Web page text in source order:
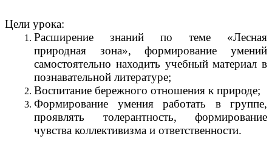
Цели урока:
Расширение знаний по теме «Лесная
природная зона», формирование умений
самостоятельно находить учебный материал в
познавательной литературе;
Воспитание бережного отношения к природе;
Формирование умения работать в группе,
проявлять толерантность, формирование
чувства коллективизма и ответственности.